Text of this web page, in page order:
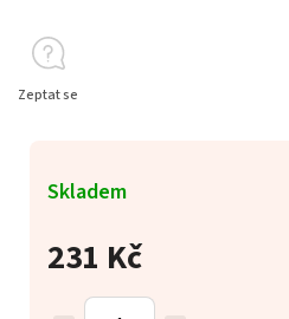
231 Kč
Skladem
Zeptat se